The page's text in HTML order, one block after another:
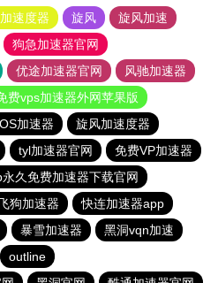
速度器 旋风
旋风加速
狗急加速器官网
优途加速器官网
风驰加速器
费vps加速器外网苹果版
加速器
旋风加速度器
tyl加速器官网
免费VP加速器
久免费加速器下载官网
狗加速器
快连加速器app
暴雪加速器
黑洞vqn加速
outline